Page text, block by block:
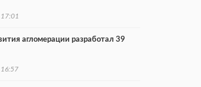
агломерации разработал 39